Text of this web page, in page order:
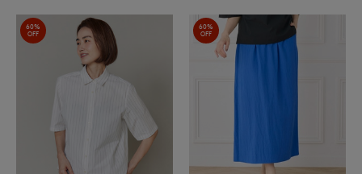
60%
OFF
60%
OFF